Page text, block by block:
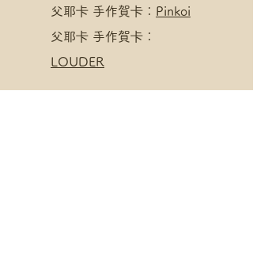
​父耶卡 手作賀卡： Pinkoi
父耶卡 手作賀卡：
LOUDER